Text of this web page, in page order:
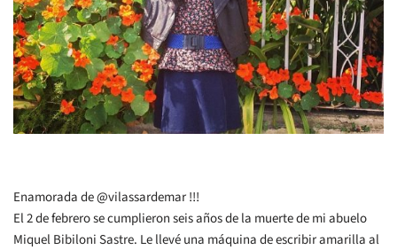
Enamorada de @vilassardemar !!!
El 2 de febrero se cumplieron seis años de la muerte de mi abuelo
Miquel Bibiloni Sastre. Le llevé una máquina de escribir amarilla al